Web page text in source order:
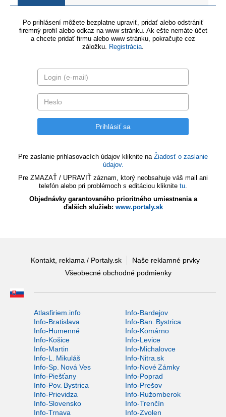
Po prihlásení môžete bezplatne upraviť, pridať alebo odstrániť
firemný profil alebo odkaz na www stránku. Ak ešte nemáte účet
a chcete pridať firmu alebo www stránku, pokračujte cez
záložku. Registrácia.
Pre zaslanie prihlasovacích údajov kliknite na Žiadosť o zaslanie
údajov.
Pre ZMAZAŤ / UPRAVIŤ záznam, ktorý neobsahuje váš mail ani
telefón alebo pri problémoch s editáciou kliknite tu.
Objednávky garantovaného prioritného umiestnenia a
ďalších služieb: www.portaly.sk
Kontakt, reklama / Portaly.sk
Naše reklamné prvky
Všeobecné obchodné podmienky
Atlasfiriem.info
Info-Bardejov
Info-Bratislava
Info-Ban. Bystrica
Info-Humenné
Info-Komárno
Info-Košice
Info-Levice
Info-Martin
Info-Michalovce
Info-L. Mikuláš
Info-Nitra.sk
Info-Sp. Nová Ves
Info-Nové Zámky
Info-Piešťany
Info-Poprad
Info-Pov. Bystrica
Info-Prešov
Info-Prievidza
Info-Ružomberok
Info-Slovensko
Info-Trenčín
Info-Trnava
Info-Zvolen